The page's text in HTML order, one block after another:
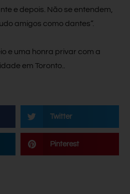
e depois. Não se entendem,
amigos como dantes”.
e uma honra privar com a
em Toronto..
Twitter
Pinterest